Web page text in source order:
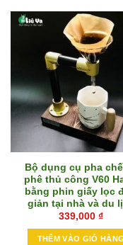
Bộ dụng cụ pha
phê thủ công V60
bằng phin giấy lọc
giản tại nhà và du
339,000 ₫
THÊM VÀO GIỎ HÀNG